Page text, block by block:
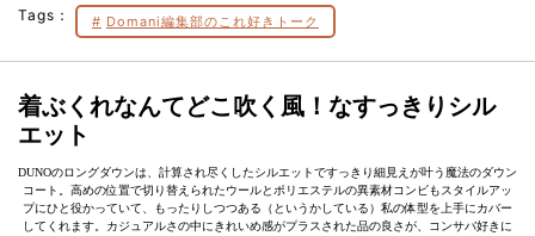
Tags： Domani編集部のこれ好きトーク
着ぶくれなんてどこ吹く風！なすっきりシル
エット
DUNOのロングダウンは、計算され尽くしたシルエットですっきり細見えが叶う魔法のダウン
コート。高めの位置で切り替えられたウールとポリエステルの異素材コンビもスタイルアッ
プにひと役かっていて、もったりしつつある（というかしている）私の体型を上手にカバー
してくれます。カジュアルさの中にきれいめ感がプラスされた品の良さが、コンサバ好きに